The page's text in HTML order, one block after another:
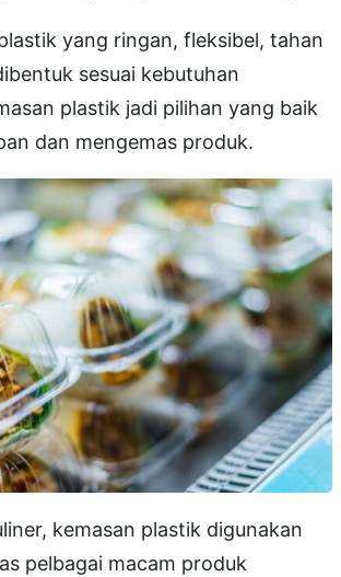
yang ringan, fleksibel, tahan
sesuai kebutuhan
plastik jadi pilihan yang baik
dan mengemas produk.
kemasan plastik digunakan
pelbagai macam produk